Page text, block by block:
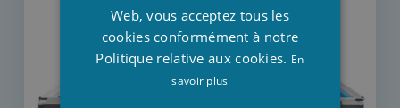
Web, vous acceptez tous les
cookies conformément à notre
Politique relative aux cookies. En
savoir plus